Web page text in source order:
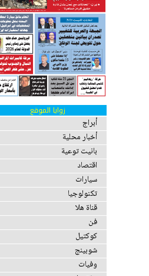
زوايا الموقع
أبراج
أخبار محلية
بانيت توعية
اقتصاد
سيارات
تكنولوجيا
قناة هلا
فن
كوكتيل
شوبينج
وفيات